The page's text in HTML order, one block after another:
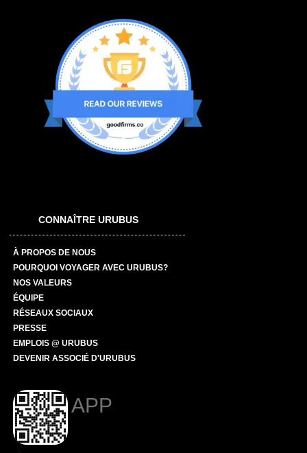
CONNAÎTRE URUBUS
À PROPOS DE NOUS
POURQUOI VOYAGER AVEC URUBUS?
NOS VALEURS
ÉQUIPE
RÉSEAUX SOCIAUX
PRESSE
EMPLOIS @ URUBUS
DEVENIR ASSOCIÉ D'URUBUS
APP